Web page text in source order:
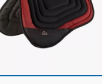
& TRÆKTOV